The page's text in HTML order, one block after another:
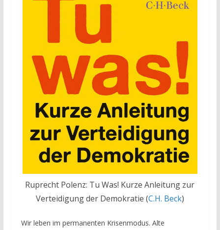
Ruprecht Polenz: Tu Was! Kurze Anleitung zur
Verteidigung der Demokratie (C.H. Beck)
Wir leben im permanenten Krisenmodus. Alte